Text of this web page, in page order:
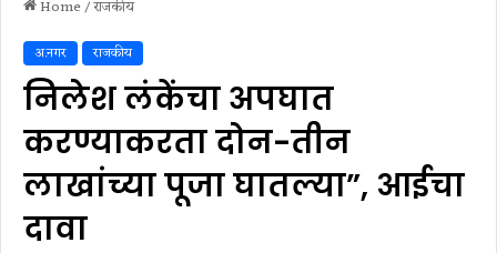
Home/राजकीय
अ.नगर राजकीय
निलेश लंकेंचा अपघात
करण्याकरता दोन-तीन
लाखांच्या पूजा घातल्या”, आईचा
दावा